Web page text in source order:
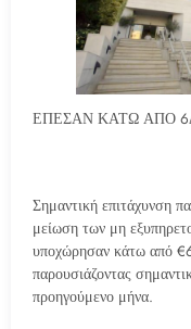
ΕΠΕΣΑΝ ΚΑΤΩ ΑΠΟ
Σημαντική επιτάχυνση
μείωση των μη
υποχώρησαν κάτω από
παρουσιάζοντας
προηγούμενο μήνα.